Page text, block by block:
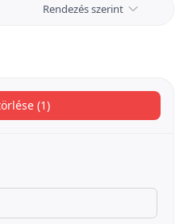
(1)
Rendezés szerint